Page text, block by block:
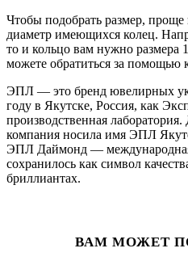
Чтобы подобрать размер, проще
диаметр имеющихся колец.
то и кольцо вам нужно размера
можете обратиться за помощью
ЭПЛ — это бренд ювелирных
году в Якутске, Россия, как
производственная
компания носила имя ЭПЛ
ЭПЛ Даймонд —
сохранилось как символ
бриллиантах.
ВАМ МОЖЕТ